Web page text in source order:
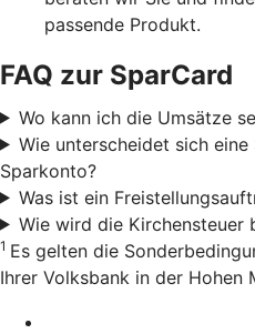
passende Produkt.
FAQ zur SparCard
Wo kann ich die Umsätze
Wie unterscheidet sich
Sparkonto?
Was ist ein
Wie wird die Kirchensteuer
1 Es gelten die
Ihrer Volksbank in der Hohen